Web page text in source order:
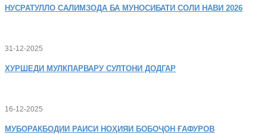
НУСРАТУЛЛО САЛИМЗОДА БА МУНОСИБАТИ СОЛИ НАВИ 2026
31-12-2025
ХУРШЕДИ МУЛКПАРВАРУ СУЛТОНИ ДОДГАР
16-12-2025
МУБОРАКБОДИИ РАИСИ НОҲИЯИ БОБОҶОН ҒАФУРОВ